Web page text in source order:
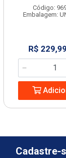
Código:
Embalagem:
R$
Cadastre-